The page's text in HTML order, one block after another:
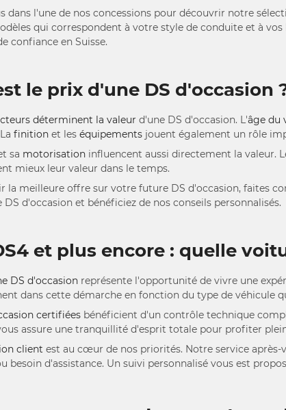
dans l'une de nos concessions pour découvrir notre
qui correspondent à votre style de conduite et à vos
confiance en Suisse.
le prix d'une DS d'occasion
déterminent la valeur d'une DS d'occasion. L'âge du
finition et les équipements jouent également un rôle
sa motorisation influencent aussi directement la valeur.
mieux leur valeur dans le temps.
la meilleure offre sur votre future DS d'occasion, faites
DS d'occasion et bénéficiez de nos conseils personnalisés.
et plus encore : quelle
DS d'occasion représente l'opportunité de vivre une
dans cette démarche en fonction du type de véhicule
certifiées bénéficient d'un contrôle technique
assure une tranquillité d'esprit totale pour profiter
client est au cœur de nos priorités. Notre service
besoin d'assistance. Un suivi personnalisé vous est